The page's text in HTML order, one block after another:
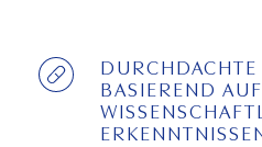
DURCHDACHTE
BASIEREND AUF